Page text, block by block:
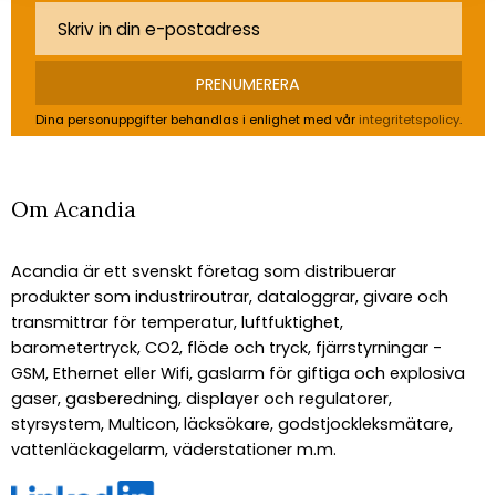
PRENUMERERA
Dina personuppgifter behandlas i enlighet med vår integritetspolicy.
Om Acandia
Acandia är ett svenskt företag som distribuerar
produkter som industriroutrar, dataloggrar, givare och
transmittrar för temperatur, luftfuktighet,
barometertryck, CO2, flöde och tryck, fjärrstyrningar -
GSM, Ethernet eller Wifi, gaslarm för giftiga och explosiva
gaser, gasberedning, displayer och regulatorer,
styrsystem, Multicon, läcksökare, godstjockleksmätare,
vattenläckagelarm, väderstationer m.m.